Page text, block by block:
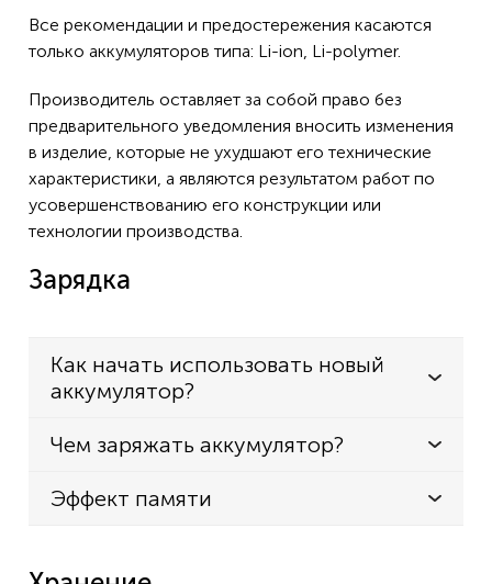
Все рекомендации и предостережения касаются
только аккумуляторов типа: Li-ion, Li-polymer.
Производитель оставляет за собой право без
предварительного уведомления вносить изменения
в изделие, которые не ухудшают его технические
характеристики, а являются результатом работ по
усовершенствованию его конструкции или
технологии производства.
Зарядка
Как начать использовать новый
аккумулятор?
Чем заряжать аккумулятор?
Эффект памяти